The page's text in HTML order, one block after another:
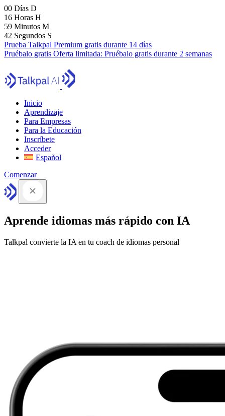
00 Días D
16 Horas H
59 Minutos M
41 Segundos S
Prueba Talkpal Premium gratis durante 14 días
Pruébalo gratis Oferta limitada: Pruébalo gratis durante 2 semanas
Inicio
Aprendizaje
Para Empresas
Para la Educación
Inscríbete
Acceder
Español
Comenzar
Aprende idiomas más rápido con IA
Talkpal convierte la IA en tu coach de idiomas personal